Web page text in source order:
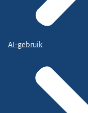
AI-gebruik